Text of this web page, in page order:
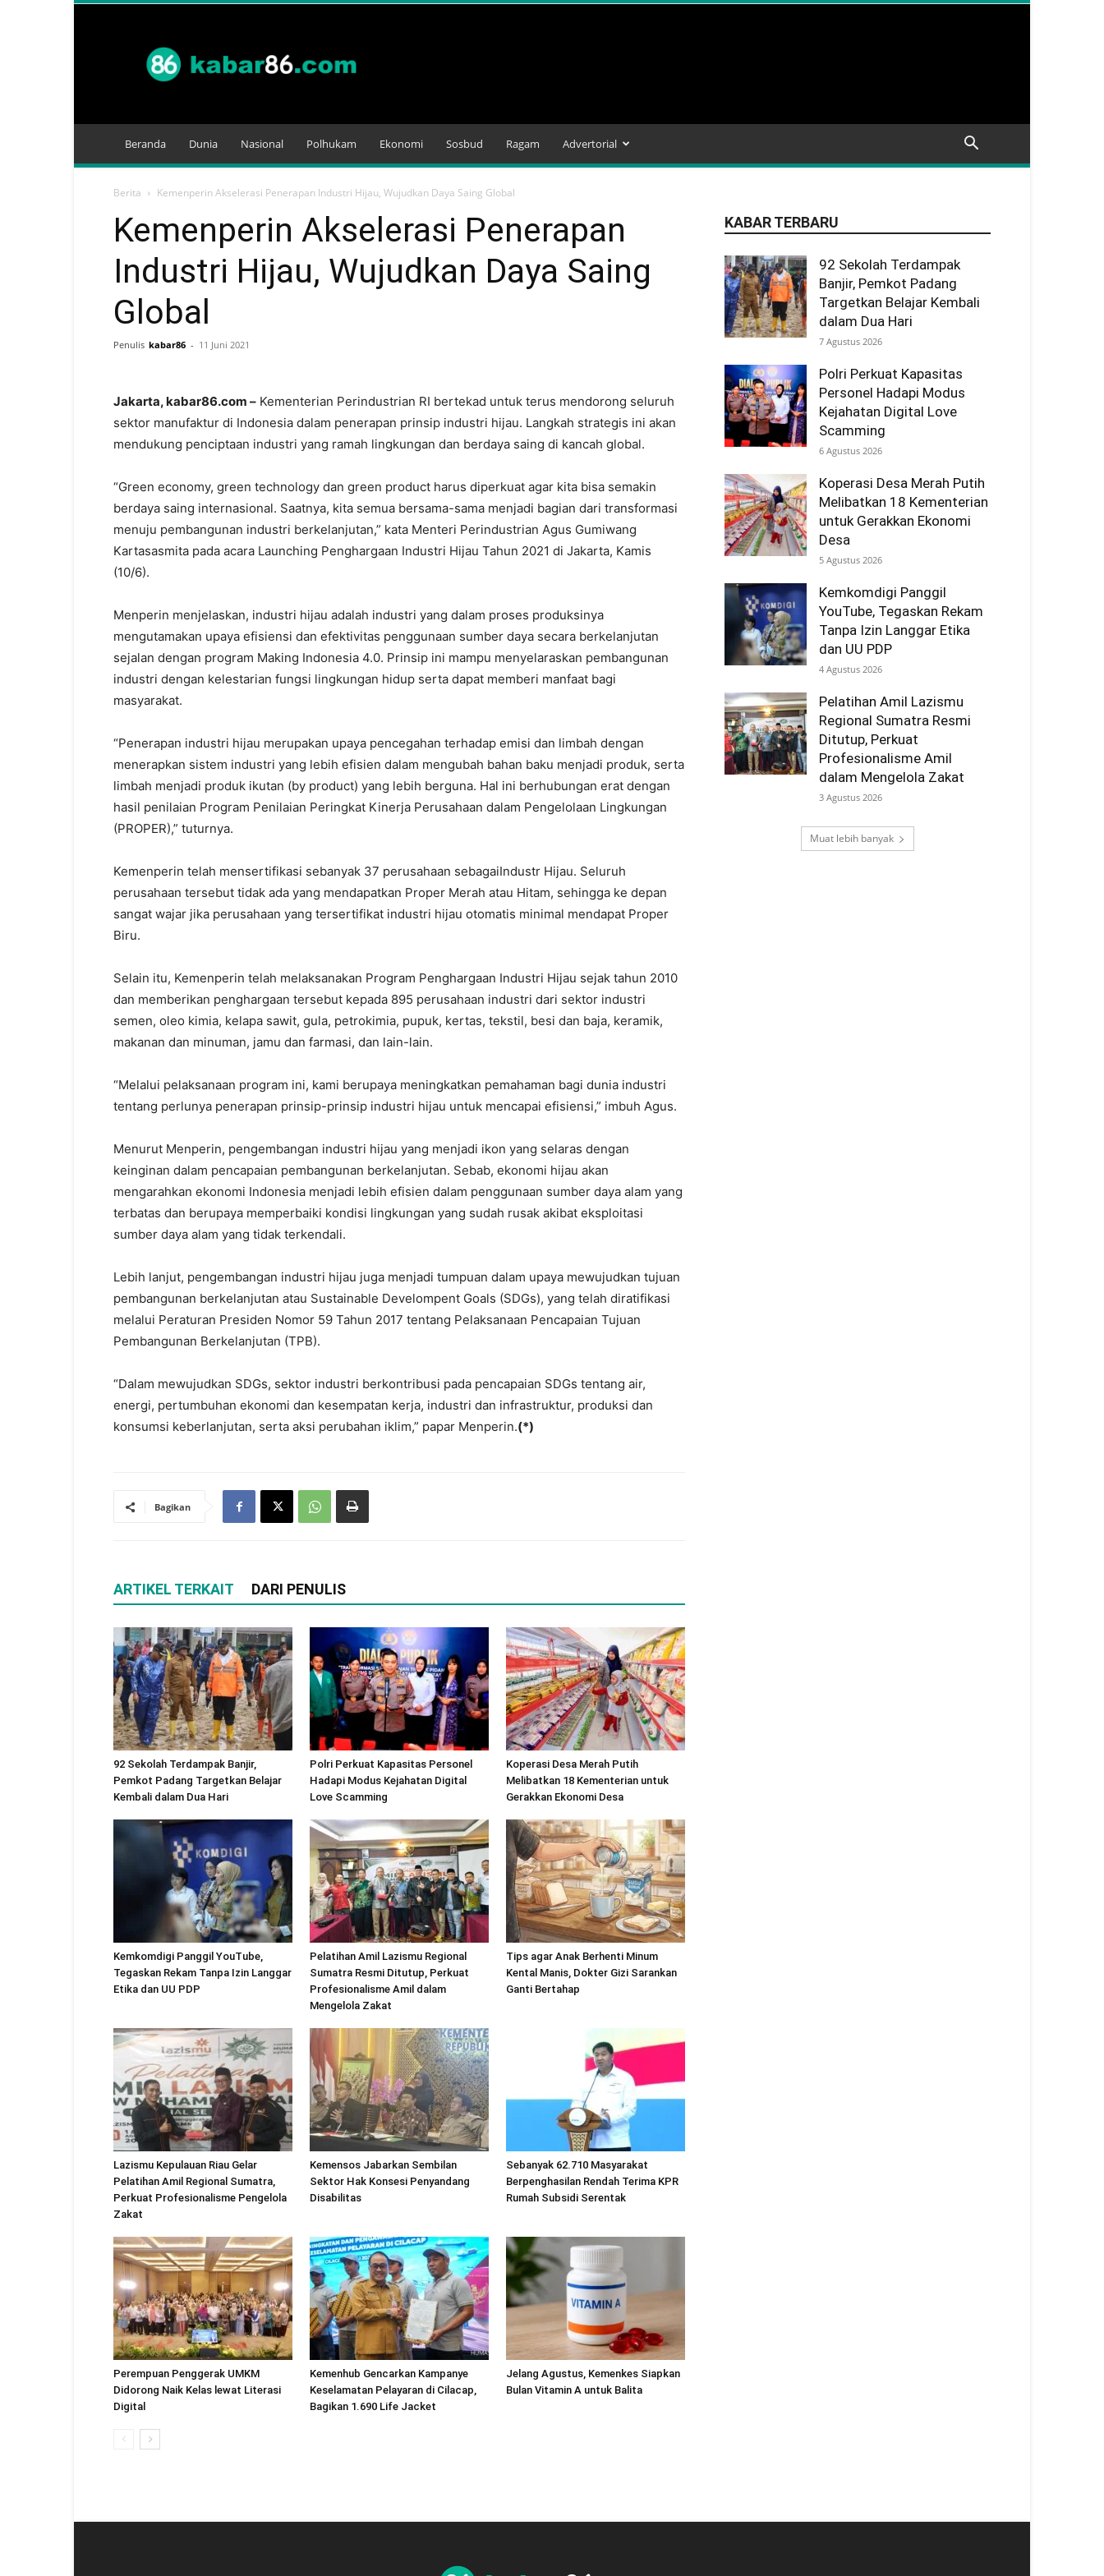
Beranda Dunia Nasional Polhukam Ekonomi Sosbud Ragam Advertorial
Berita Kemenperin Akselerasi Penerapan Industri Hijau, Wujudkan Daya Saing Global
Kemenperin Akselerasi Penerapan
Industri Hijau, Wujudkan Daya Saing
Global
Penulis kabar86 - 11 Juni 2021
Jakarta, kabar86.com – Kementerian Perindustrian RI bertekad untuk terus mendorong seluruh
sektor manufaktur di Indonesia dalam penerapan prinsip industri hijau. Langkah strategis ini akan
mendukung penciptaan industri yang ramah lingkungan dan berdaya saing di kancah global.
“Green economy, green technology dan green product harus diperkuat agar kita bisa semakin
berdaya saing internasional. Saatnya, kita semua bersama-sama menjadi bagian dari transformasi
menuju pembangunan industri berkelanjutan,” kata Menteri Perindustrian Agus Gumiwang
Kartasasmita pada acara Launching Penghargaan Industri Hijau Tahun 2021 di Jakarta, Kamis
(10/6).
Menperin menjelaskan, industri hijau adalah industri yang dalam proses produksinya
mengutamakan upaya efisiensi dan efektivitas penggunaan sumber daya secara berkelanjutan
sejalan dengan program Making Indonesia 4.0. Prinsip ini mampu menyelaraskan pembangunan
industri dengan kelestarian fungsi lingkungan hidup serta dapat memberi manfaat bagi
masyarakat.
“Penerapan industri hijau merupakan upaya pencegahan terhadap emisi dan limbah dengan
menerapkan sistem industri yang lebih efisien dalam mengubah bahan baku menjadi produk, serta
limbah menjadi produk ikutan (by product) yang lebih berguna. Hal ini berhubungan erat dengan
hasil penilaian Program Penilaian Peringkat Kinerja Perusahaan dalam Pengelolaan Lingkungan
(PROPER),” tuturnya.
Kemenperin telah mensertifikasi sebanyak 37 perusahaan sebagaiIndustr Hijau. Seluruh
perusahaan tersebut tidak ada yang mendapatkan Proper Merah atau Hitam, sehingga ke depan
sangat wajar jika perusahaan yang tersertifikat industri hijau otomatis minimal mendapat Proper
Biru.
Selain itu, Kemenperin telah melaksanakan Program Penghargaan Industri Hijau sejak tahun 2010
dan memberikan penghargaan tersebut kepada 895 perusahaan industri dari sektor industri
semen, oleo kimia, kelapa sawit, gula, petrokimia, pupuk, kertas, tekstil, besi dan baja, keramik,
makanan dan minuman, jamu dan farmasi, dan lain-lain.
“Melalui pelaksanaan program ini, kami berupaya meningkatkan pemahaman bagi dunia industri
tentang perlunya penerapan prinsip-prinsip industri hijau untuk mencapai efisiensi,” imbuh Agus.
Menurut Menperin, pengembangan industri hijau yang menjadi ikon yang selaras dengan
keinginan dalam pencapaian pembangunan berkelanjutan. Sebab, ekonomi hijau akan
mengarahkan ekonomi Indonesia menjadi lebih efisien dalam penggunaan sumber daya alam yang
terbatas dan berupaya memperbaiki kondisi lingkungan yang sudah rusak akibat eksploitasi
sumber daya alam yang tidak terkendali.
Lebih lanjut, pengembangan industri hijau juga menjadi tumpuan dalam upaya mewujudkan tujuan
pembangunan berkelanjutan atau Sustainable Develompent Goals (SDGs), yang telah diratifikasi
melalui Peraturan Presiden Nomor 59 Tahun 2017 tentang Pelaksanaan Pencapaian Tujuan
Pembangunan Berkelanjutan (TPB).
“Dalam mewujudkan SDGs, sektor industri berkontribusi pada pencapaian SDGs tentang air,
energi, pertumbuhan ekonomi dan kesempatan kerja, industri dan infrastruktur, produksi dan
konsumsi keberlanjutan, serta aksi perubahan iklim,” papar Menperin.(*)
Bagikan
ARTIKEL TERKAIT DARI PENULIS
92 Sekolah Terdampak Banjir,
Pemkot Padang Targetkan Belajar
Kembali dalam Dua Hari
Polri Perkuat Kapasitas Personel
Hadapi Modus Kejahatan Digital
Love Scamming
Koperasi Desa Merah Putih
Melibatkan 18 Kementerian untuk
Gerakkan Ekonomi Desa
Kemkomdigi Panggil YouTube,
Tegaskan Rekam Tanpa Izin Langgar
Etika dan UU PDP
Pelatihan Amil Lazismu Regional
Sumatra Resmi Ditutup, Perkuat
Profesionalisme Amil dalam
Mengelola Zakat
Tips agar Anak Berhenti Minum
Kental Manis, Dokter Gizi Sarankan
Ganti Bertahap
Lazismu Kepulauan Riau Gelar
Pelatihan Amil Regional Sumatra,
Perkuat Profesionalisme Pengelola
Zakat
Kemensos Jabarkan Sembilan
Sektor Hak Konsesi Penyandang
Disabilitas
Sebanyak 62.710 Masyarakat
Berpenghasilan Rendah Terima KPR
Rumah Subsidi Serentak
Perempuan Penggerak UMKM
Didorong Naik Kelas lewat Literasi
Digital
Kemenhub Gencarkan Kampanye
Keselamatan Pelayaran di Cilacap,
Bagikan 1.690 Life Jacket
Jelang Agustus, Kemenkes Siapkan
Bulan Vitamin A untuk Balita
KABAR TERBARU
92 Sekolah Terdampak
Banjir, Pemkot Padang
Targetkan Belajar Kembali
dalam Dua Hari
7 Agustus 2026
Polri Perkuat Kapasitas
Personel Hadapi Modus
Kejahatan Digital Love
Scamming
6 Agustus 2026
Koperasi Desa Merah Putih
Melibatkan 18 Kementerian
untuk Gerakkan Ekonomi
Desa
5 Agustus 2026
Kemkomdigi Panggil
YouTube, Tegaskan Rekam
Tanpa Izin Langgar Etika
dan UU PDP
4 Agustus 2026
Pelatihan Amil Lazismu
Regional Sumatra Resmi
Ditutup, Perkuat
Profesionalisme Amil
dalam Mengelola Zakat
3 Agustus 2026
Muat lebih banyak